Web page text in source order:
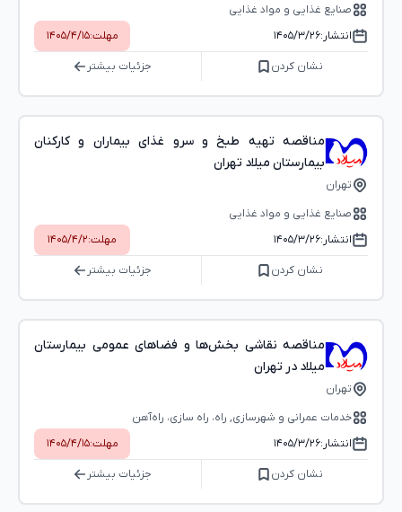
صنایع غذایی و مواد غذایی
انتشار:۱۴۰۵/۳/۲۶ مهلت:۱۴۰۵/۴/۱۵
نشان کردن جزئیات بیشتر
مناقصه تهیه طبخ و سرو غذای بیماران و کارکنان
بیمارستان میلاد تهران
تهران
صنایع غذایی و مواد غذایی
انتشار:۱۴۰۵/۳/۲۶ مهلت:۱۴۰۵/۴/۲
نشان کردن جزئیات بیشتر
مناقصه نقاشی بخش‌ها و فضاهای عمومی بیمارستان
میلاد در تهران
تهران
خدمات عمرانی و شهرسازی, راه، راه‌ سازی، راه‌آهن
انتشار:۱۴۰۵/۳/۲۶ مهلت:۱۴۰۵/۴/۱۵
نشان کردن جزئیات بیشتر